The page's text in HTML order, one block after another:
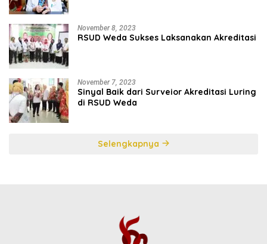
November 8, 2023
RSUD Weda Sukses Laksanakan Akreditasi
November 7, 2023
Sinyal Baik dari Surveior Akreditasi Luring
di RSUD Weda
Selengkapnya